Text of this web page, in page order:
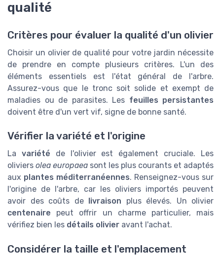
qualité
Critères pour évaluer la qualité d'un olivier
Choisir un olivier de qualité pour votre jardin nécessite
de prendre en compte plusieurs critères. L'un des
éléments essentiels est l'état général de l'arbre.
Assurez-vous que le tronc soit solide et exempt de
maladies ou de parasites. Les feuilles persistantes
doivent être d'un vert vif, signe de bonne santé.
Vérifier la variété et l'origine
La variété de l'olivier est également cruciale. Les
oliviers olea europaea sont les plus courants et adaptés
aux plantes méditerranéennes. Renseignez-vous sur
l'origine de l'arbre, car les oliviers importés peuvent
avoir des coûts de
livraison plus élevés. Un olivier
centenaire peut offrir un charme particulier, mais
vérifiez bien les détails olivier avant l'achat.
Considérer la taille et l'emplacement